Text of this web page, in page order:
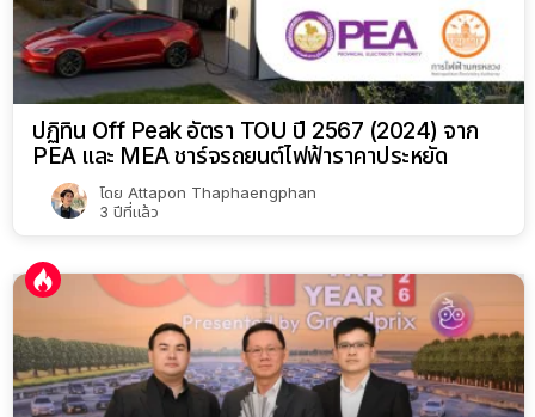
ปฏิทิน Off Peak อัตรา TOU ปี 2567 (2024) จาก
PEA และ MEA ชาร์จรถยนต์ไฟฟ้าราคาประหยัด
โดย Attapon Thaphaengphan
3 ปีที่แล้ว